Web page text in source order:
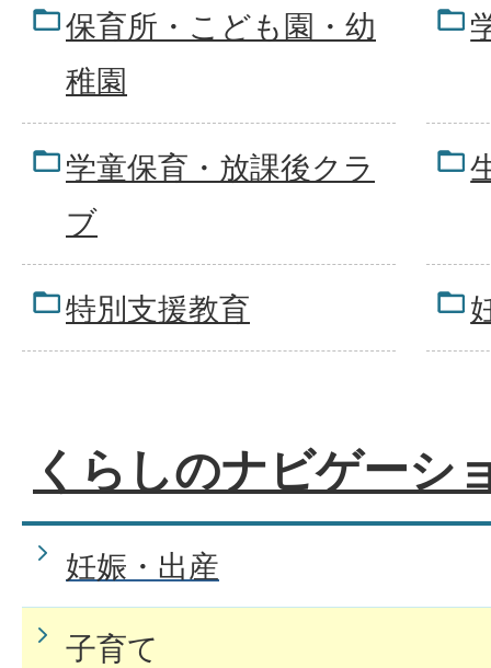
保育所・こども園・幼
稚園
学童保育・放課後クラ
ブ
特別支援教育
くらしのナビゲーシ
妊娠・出産
子育て